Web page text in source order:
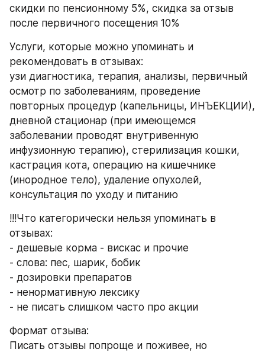
скидки по пенсионному 5%, скидка за отзыв
после первичного посещения 10%
Услуги, которые можно упоминать и
рекомендовать в отзывах:
узи диагностика, терапия, анализы, первичный
осмотр по заболеваниям, проведение
повторных процедур (капельницы, ИНЪЕКЦИИ),
дневной стационар (при имеющемся
заболевании проводят внутривенную
инфузионную терапию), стерилизация кошки,
кастрация кота, операцию на кишечнике
(инородное тело), удаление опухолей,
консультация по уходу и питанию
!!!Что категорически нельзя упоминать в
отзывах:
- дешевые корма - вискас и прочие
- слова: пес, шарик, бобик
- дозировки препаратов
- ненормативную лексику
- не писать слишком часто про акции
Формат отзыва:
Писать отзывы попроще и поживее, но